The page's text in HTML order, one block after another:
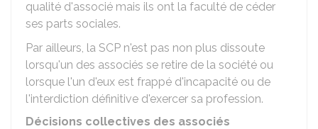
qualité d'associé mais ils ont la faculté de céder
ses parts sociales.
Par ailleurs, la SCP n'est pas non plus dissoute
lorsqu'un des associés se retire de la société ou
lorsque l'un d'eux est frappé d'incapacité ou de
l'interdiction définitive d'exercer sa profession.
Décisions collectives des associés